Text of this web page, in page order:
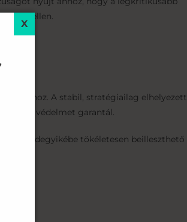
huzat ellen.
A stabil, stratégiailag elhelyezett
védelmet garantál.
mindegyikébe tökéletesen beilleszthető